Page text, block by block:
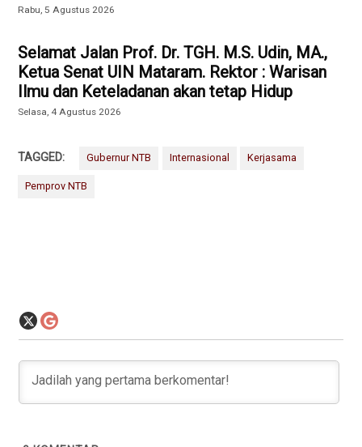
Rabu, 5 Agustus 2026
Selamat Jalan Prof. Dr. TGH. M.S. Udin, MA.,
Ketua Senat UIN Mataram. Rektor : Warisan
Ilmu dan Keteladanan akan tetap Hidup
Selasa, 4 Agustus 2026
TAGGED: Gubernur NTB Internasional Kerjasama
Pemprov NTB